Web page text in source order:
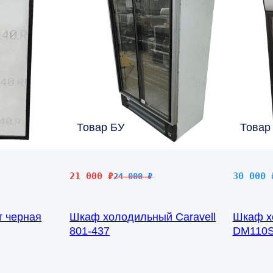
черная
Товар БУ
24 000₽
Первоначальная
24
000 ₽.
21 000₽
Текущая
000 ₽.
Шкаф холодильный Caravell
801-437
30 000
Шкаф